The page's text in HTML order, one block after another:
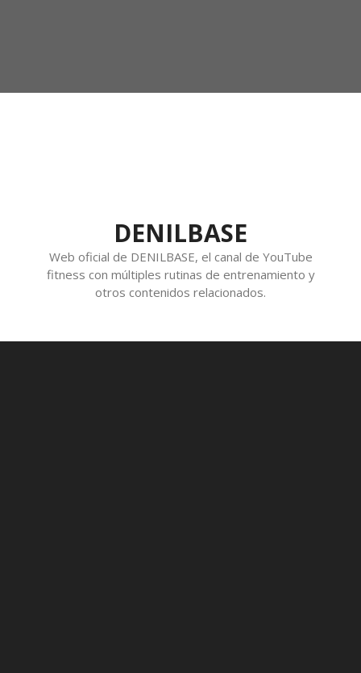
DENILBASE
Web oficial de DENILBASE, el canal de YouTube
fitness con múltiples rutinas de entrenamiento y
otros contenidos relacionados.